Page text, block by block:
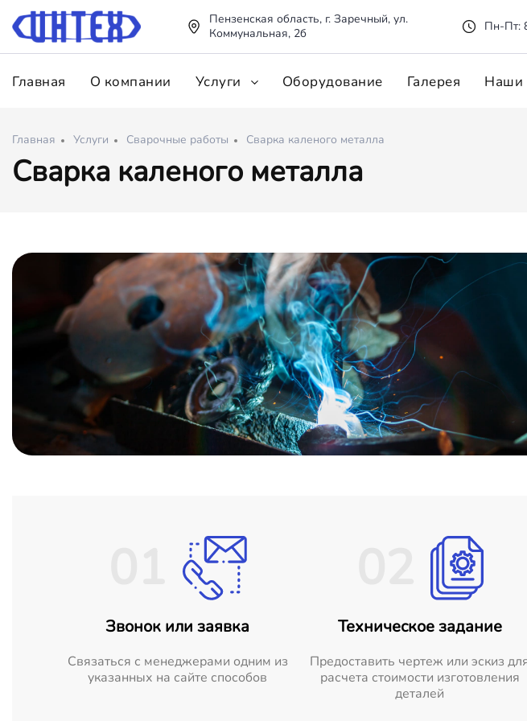
Пензенская область, г. Заречный, ул.
Коммунальная, 2б
Пн-Пт:
Главная О компании Услуги Оборудование Галерея Наши
Главная Услуги Сварочные работы Сварка каленого металла
Сварка каленого металла
Звонок или заявка
Cвязаться с менеджерами одним из
указанных на сайте способов
Техническое задание
Предоставить чертеж или эскиз
расчета стоимости изготовления
деталей